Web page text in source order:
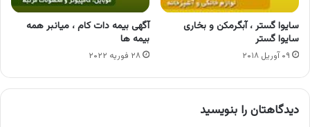
سایوا گستر ، آبگرمکن و بخاری
سایوا گستر
۰۹ آوریل ۲۰۱۸
آگهی بیمه دات کام ، میانبر همه
بیمه ها
۲۸ فوریه ۲۰۲۲
دیدگاهتان را بنویسید